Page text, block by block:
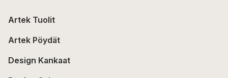
Artek Tuolit
Artek Pöydät
Design Kankaat